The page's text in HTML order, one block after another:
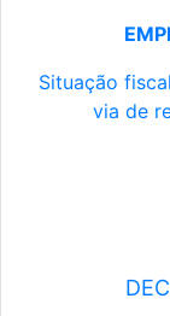
Situação
via de